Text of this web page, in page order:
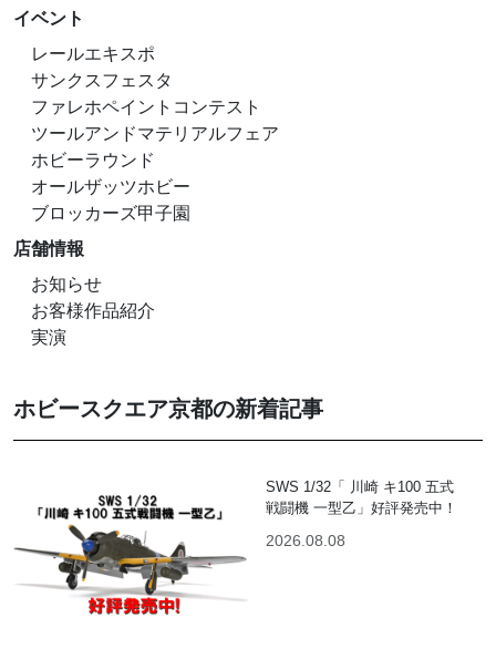
イベント
レールエキスポ
サンクスフェスタ
ファレホペイントコンテスト
ツールアンドマテリアルフェア
ホビーラウンド
オールザッツホビー
ブロッカーズ甲子園
店舗情報
お知らせ
お客様作品紹介
実演
ホビースクエア京都の新着記事
SWS 1/32「 川崎 キ100 五式
戦闘機 一型乙」好評発売中！
2026.08.08